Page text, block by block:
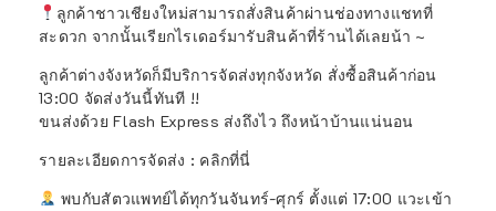
ลูกค้าชาวเชียงใหม่สามารถสั่งสินค้าผ่านช่องทางแชทที่
สะดวก จากนั้นเรียกไรเดอร์มารับสินค้าที่ร้านได้เลยน้า ~
ลูกค้าต่างจังหวัดก็มีบริการจัดส่งทุกจังหวัด สั่งซื้อสินค้าก่อน
13:00 จัดส่งวันนี้ทันที !!
ขนส่งด้วย Flash Express ส่งถึงไว ถึงหน้าบ้านแน่นอน
รายละเอียดการจัดส่ง : คลิกที่นี่
พบกับสัตวแพทย์ได้ทุกวันจันทร์-ศุกร์ ตั้งแต่ 17:00 แวะเข้า